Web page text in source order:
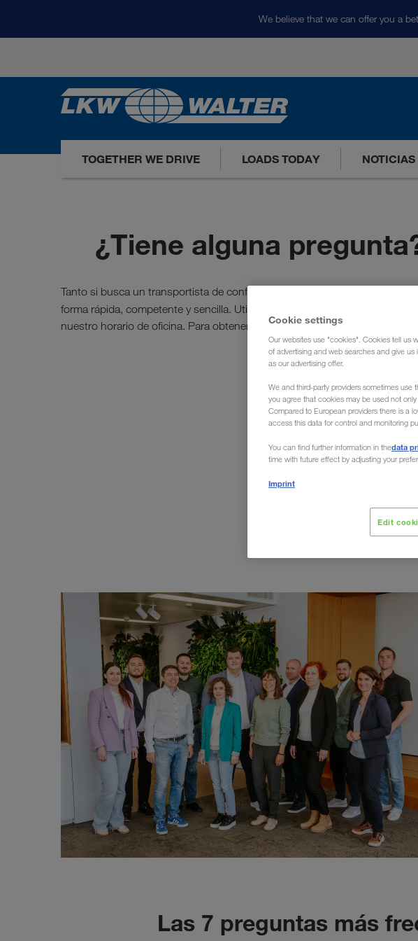
We believe that we can offer you a
TOGETHER WE DRIVE LOADS TODAY NOTICIAS
¿Tiene alguna
Tanto si busca un transportista de confianza en las carreteras europeas
forma rápida, competente y sencilla. Utilice nuestro
nuestro horario de oficina. Para obtener información inmediata, también
Las 7 preguntas más
Cookie settings
Our websites use "cookies". Cookies tell us
of advertising and web searches and give
as our advertising offer.
We and third-party providers sometimes
you agree that cookies may be used not
Compared to European providers there is a
access this data for control and monitoring
You can find further information in thedata
time with future effect by adjusting your
Imprint
Edit